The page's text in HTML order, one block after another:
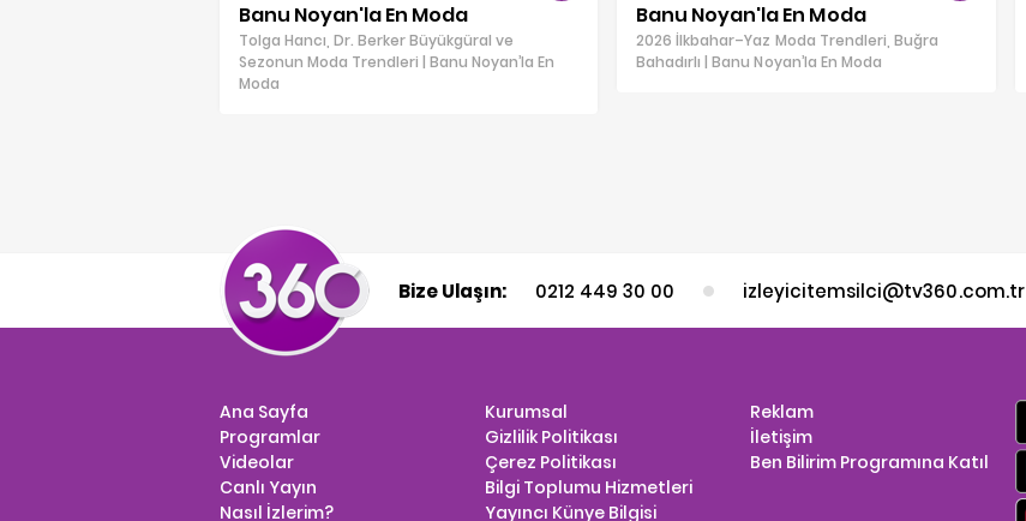
Banu Noyan'la En Moda
Tolga Hancı, Dr. Berker Büyükgüral ve
Sezonun Moda Trendleri | Banu Noyan’la En
Moda
Banu Noyan'la En Moda
2026 İlkbahar–Yaz Moda Trendleri, Buğra
Bahadırlı | Banu Noyan’la En Moda
Bize Ulaşın: 0212 449 30 00 izleyicitemsilci@tv360.com.tr
Ana Sayfa
Programlar
Videolar
Canlı Yayın
Nasıl İzlerim?
Kurumsal
Gizlilik Politikası
Çerez Politikası
Bilgi Toplumu Hizmetleri
Yayıncı Künye Bilgisi
Reklam
İletişim
Ben Bilirim Programına Katıl